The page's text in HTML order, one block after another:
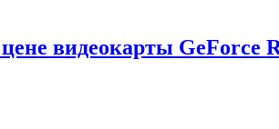
видеокарты GeForce